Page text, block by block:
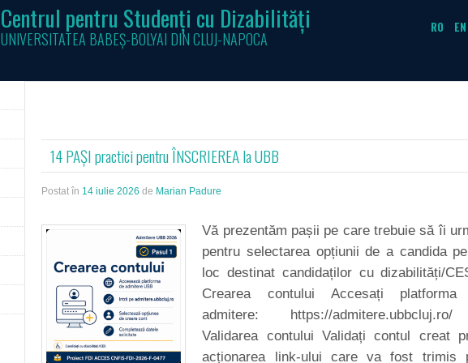
Centrul pentru Studenți cu Dizabilități
UNIVERSITATEA BABEȘ-BOLYAI DIN CLUJ-NAPOCA
RO EN
14 PAȘI practici pentru ÎNSCRIEREA la UBB
Postat în 14 iulie 2026 de Marian Padure
Vă prezentăm pașii pe care trebuie să îi
pentru selectarea opțiunii de a candida
loc destinat candidaților cu dizabilități/
Crearea contului Accesați
admitere: https://
Validarea contului Validați contul creat
acționarea link-ului care va fost trimis